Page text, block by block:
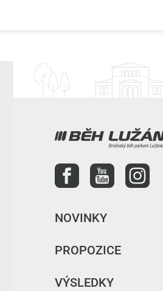
NOVINKY
PROPOZICE
VÝSLEDKY